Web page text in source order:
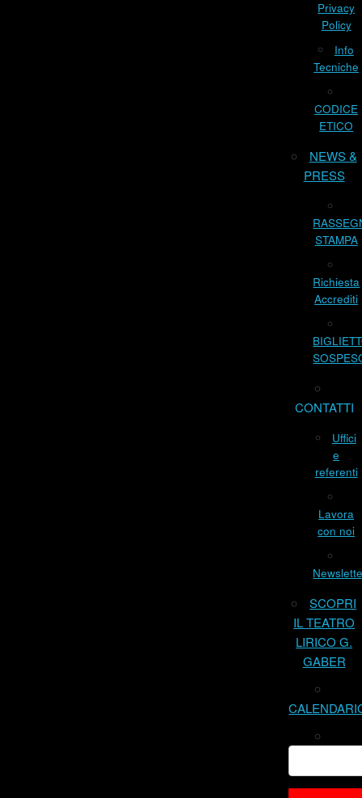
Privacy
Policy
Info
Tecniche
CODICE
ETICO
NEWS &
PRESS
STAMPA
Richiesta
Accrediti
CONTATTI
Uffici
e
referenti
Lavora
con noi
SCOPRI
IL TEATRO
LIRICO G.
GABER